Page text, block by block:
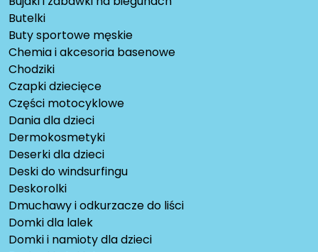
Butelki
Buty sportowe męskie
Chemia i akcesoria basenowe
Chodziki
Czapki dziecięce
Części motocyklowe
Dania dla dzieci
Dermokosmetyki
Deserki dla dzieci
Deski do windsurfingu
Deskorolki
Dmuchawy i odkurzacze do liści
Domki dla lalek
Domki i namioty dla dzieci